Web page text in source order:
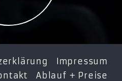
Impressum
Ablauf + Preise